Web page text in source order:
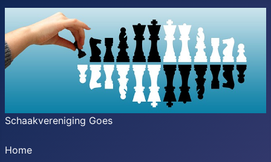
Schaakvereniging Goes
Home